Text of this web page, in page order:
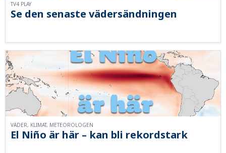
Se den senaste vädersändningen
TV4 PLAY
El Niño är här – kan bli rekordstark
VÄDER, KLIMAT, METEOROLOGEN